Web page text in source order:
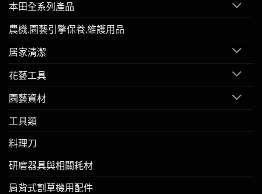
本田全系列產品
農機.園藝引擎保養.維護用品
居家清潔
花藝工具
園藝資材
工具類
料理刀
研磨器具與相關耗材
肩背式割草機用配件